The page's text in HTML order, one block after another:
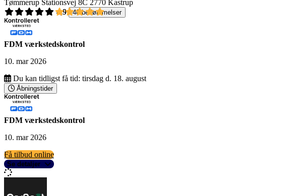
Tømmerup Stationsvej 8C 2770 Kastrup
4,9
40 bedømmelser
FDM værkstedskontrol
10. mar 2026
Du kan tidligst få tid: tirsdag d. 18. august
Åbningstider
FDM værkstedskontrol
10. mar 2026
Få tilbud online
Se detaljer